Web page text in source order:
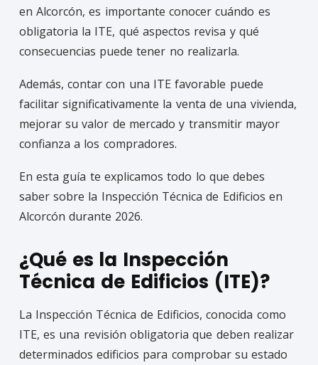
en Alcorcón, es importante conocer cuándo es
obligatoria la ITE, qué aspectos revisa y qué
consecuencias puede tener no realizarla.
Además, contar con una ITE favorable puede
facilitar significativamente la venta de una vivienda,
mejorar su valor de mercado y transmitir mayor
confianza a los compradores.
En esta guía te explicamos todo lo que debes
saber sobre la Inspección Técnica de Edificios en
Alcorcón durante 2026.
¿Qué es la Inspección
Técnica de Edificios (ITE)?
La Inspección Técnica de Edificios, conocida como
ITE, es una revisión obligatoria que deben realizar
determinados edificios para comprobar su estado